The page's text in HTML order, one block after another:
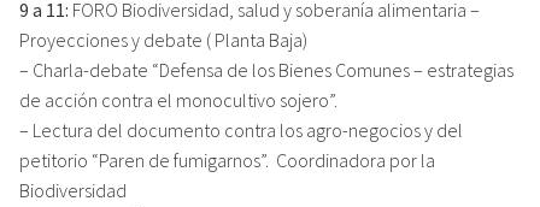
9 a 11: FORO Biodiversidad, salud y soberanía alimentaria –
Proyecciones y debate ( Planta Baja)
– Charla-debate “Defensa de los Bienes Comunes – estrategias
de acción contra el monocultivo sojero”.
– Lectura del documento contra los agro-negocios y del
petitorio “Paren de fumigarnos”. Coordinadora por la
Biodiversidad